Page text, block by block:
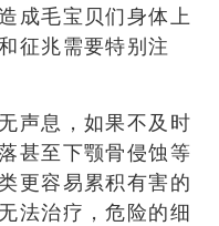
成毛宝贝们身体上
征兆需要特别注
声息，如果不及时
甚至下颚骨侵蚀等
更容易累积有害的
法治疗，危险的细